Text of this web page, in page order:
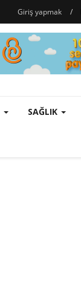
Giriş yapmak /
SAĞLIK